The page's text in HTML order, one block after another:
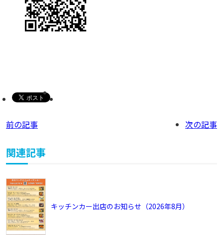
前の記事 次の記事
関連記事
キッチンカー出店のお知らせ（2026年8月）